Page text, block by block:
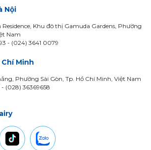
Nội
Residence, Khu đô thị Gamuda Gardens, Phường
Nam
- (024) 3641 0079
Minh
Phường Sài Gòn, Tp. Hồ Chí Minh, Việt Nam
- (028) 36369658